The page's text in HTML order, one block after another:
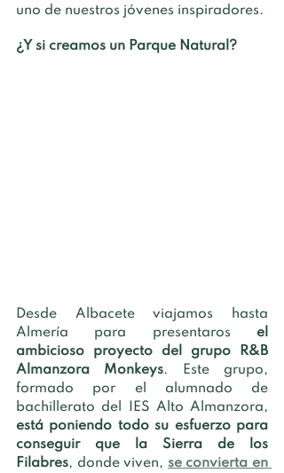
uno de nuestros jóvenes inspiradores.
¿Y si creamos un Parque Natural?
Desde Albacete viajamos hasta
Almería para presentaros el
ambicioso proyecto del grupo R&B
Almanzora Monkeys. Este grupo,
formado por el alumnado de
está poniendo todo su esfuerzo para
conseguir que la Sierra de los
Filabres, donde viven, se convierta en